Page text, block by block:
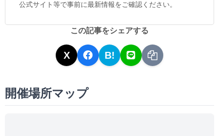
公式サイト等で事前に最新情報をご確認ください。
この記事をシェアする
X B!
開催場所マップ